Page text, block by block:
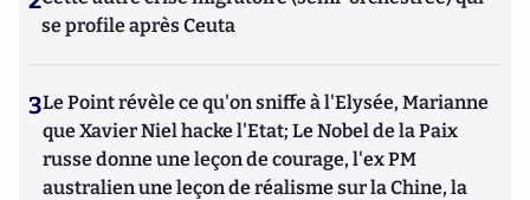
se profile après Ceuta
3Le Point révèle ce qu'on sniffe à l'Elysée, Marianne
que Xavier Niel hacke l'Etat; Le Nobel de la Paix
russe donne une leçon de courage, l'ex PM
australien une leçon de réalisme sur la Chine, la